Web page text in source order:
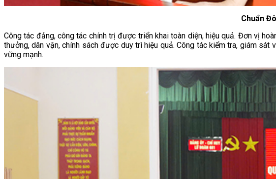
Chuẩn
Công tác đảng, công tác chính trị được triển khai toàn diện, hiệu quả. Đơn vị
thưởng, dân vận, chính sách được duy trì hiệu quả. Công tác kiểm tra, giám
vững mạnh.